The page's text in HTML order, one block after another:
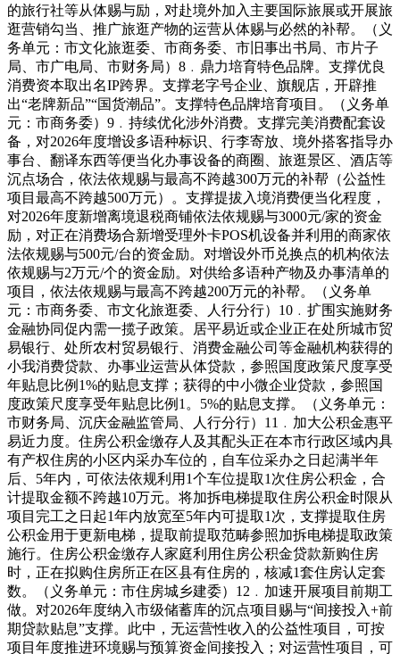
的旅行社等从体赐与励，对赴境外加入主要国际旅展或开展旅
逛营销勾当、推广旅逛产物的运营从体赐与必然的补帮。（义
务单元：市文化旅逛委、市商务委、市旧事出书局、市片子
局、市广电局、市财务局）8﹒鼎力培育特色品牌。支撑优良
消费资本取出名IP跨界。支撑老字号企业、旗舰店，开辟推
出“老牌新品”“国货潮品”。支撑特色品牌培育项目。（义务单
元：市商务委）9﹒持续优化涉外消费。支撑完美消费配套设
备，对2026年度增设多语种标识、行李寄放、境外搭客指导办
事台、翻译东西等便当化办事设备的商圈、旅逛景区、酒店等
沉点场合，依法依规赐与最高不跨越300万元的补帮（公益性
项目最高不跨越500万元）。支撑提拔入境消费便当化程度，
对2026年度新增离境退税商铺依法依规赐与3000元/家的资金
励，对正在消费场合新增受理外卡POS机设备并利用的商家依
法依规赐与500元/台的资金励。对增设外币兑换点的机构依法
依规赐与2万元/个的资金励。对供给多语种产物及办事清单的
项目，依法依规赐与最高不跨越200万元的补帮。（义务单
元：市商务委、市文化旅逛委、人行分行）10﹒扩围实施财务
金融协同促内需一揽子政策。居平易近或企业正在处所城市贸
易银行、处所农村贸易银行、消费金融公司等金融机构获得的
小我消费贷款、办事业运营从体贷款，参照国度政策尺度享受
年贴息比例1%的贴息支撑；获得的中小微企业贷款，参照国
度政策尺度享受年贴息比例1。5%的贴息支撑。（义务单元：
市财务局、沉庆金融监管局、人行分行）11﹒加大公积金惠平
易近力度。住房公积金缴存人及其配头正在本市行政区域内具
有产权住房的小区内采办车位的，自车位采办之日起满半年
后、5年内，可依法依规利用1个车位提取1次住房公积金，合
计提取金额不跨越10万元。将加拆电梯提取住房公积金时限从
项目完工之日起1年内放宽至5年内可提取1次，支撑提取住房
公积金用于更新电梯，提取前提取范畴参照加拆电梯提取政策
施行。住房公积金缴存人家庭利用住房公积金贷款新购住房
时，正在拟购住房所正在区县有住房的，核减1套住房认定套
数。（义务单元：市住房城乡建委）12﹒加速开展项目前期工
做。对2026年度纳入市级储蓄库的沉点项目赐与“间接投入+前
期贷款贴息”支撑。此中，无运营性收入的公益性项目，可按
项目年度推进环境赐与预算资金间接投入；对运营性项目，可